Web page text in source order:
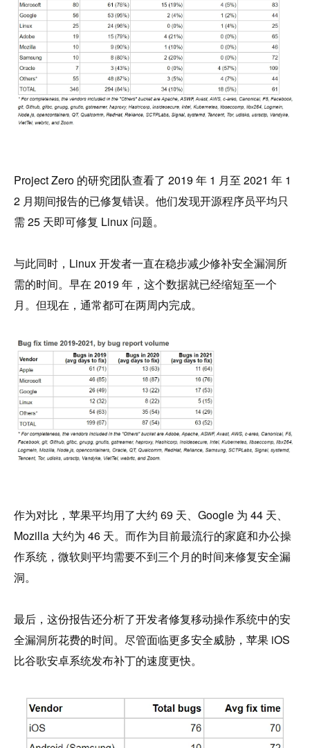
Project Zero 的研究团队查看了 2019 年 1 月至 2021 年 1
2 月期间报告的已修复错误。他们发现开源程序员平均只
需 25 天即可修复 Linux 问题。
与此同时，Linux 开发者一直在稳步减少修补安全漏洞所
需的时间。早在 2019 年，这个数据就已经缩短至一个
月。但现在，通常都可在两周内完成。
作为对比，苹果平均用了大约 69 天、Google 为 44 天、
Mozilla 大约为 46 天。而作为目前最流行的家庭和办公操
作系统，微软则平均需要不到三个月的时间来修复安全漏
洞。
最后，这份报告还分析了开发者修复移动操作系统中的安
全漏洞所花费的时间。尽管面临更多安全威胁，苹果 iOS
比谷歌安卓系统发布补丁的速度更快。